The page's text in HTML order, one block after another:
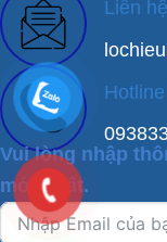
Liên
Vui lòng nhập
mới nhất.